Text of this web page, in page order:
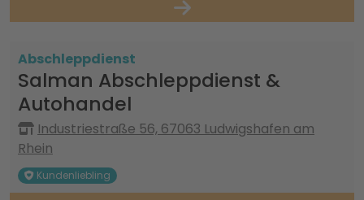
Abschleppdienst
Salman Abschleppdienst &
Autohandel
Industriestraße 56, 67063 Ludwigshafen am
Rhein
Kundenliebling